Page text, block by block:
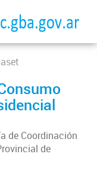
de Coordinación
de